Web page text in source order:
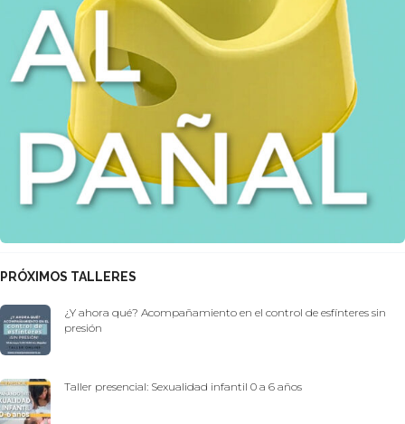
PRÓXIMOS TALLERES
¿Y ahora qué? Acompañamiento en el control de esfínteres sin
presión
Taller presencial: Sexualidad infantil 0 a 6 años